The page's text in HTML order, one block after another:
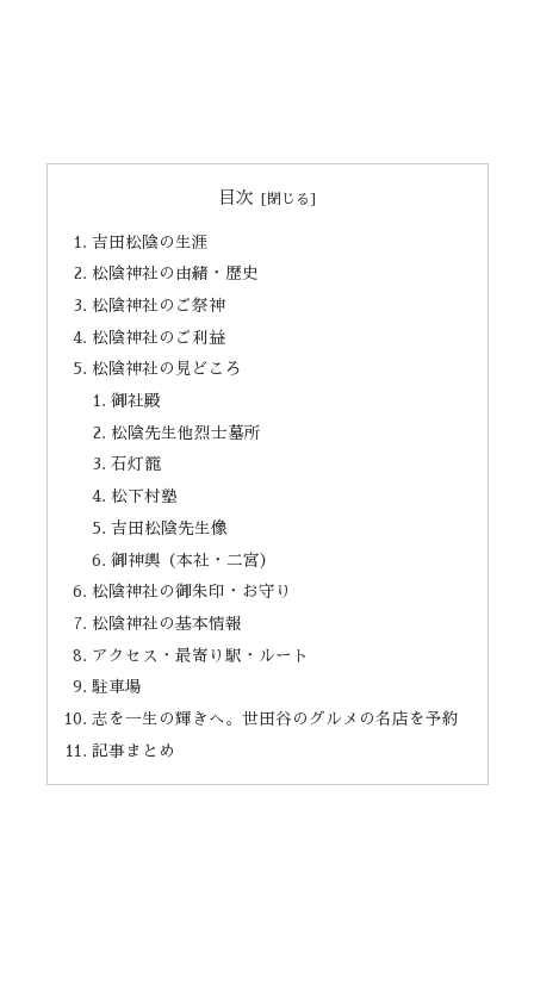
目次
吉田松陰の生涯
松陰神社の由緒・歴史
松陰神社のご祭神
松陰神社のご利益
松陰神社の見どころ
御社殿
松陰先生他烈士墓所
石灯籠
松下村塾
吉田松陰先生像
御神輿（本社・二宮）
松陰神社の御朱印・お守り
松陰神社の基本情報
アクセス・最寄り駅・ルート
駐車場
志を一生の輝きへ。世田谷のグルメの名店を予約
記事まとめ